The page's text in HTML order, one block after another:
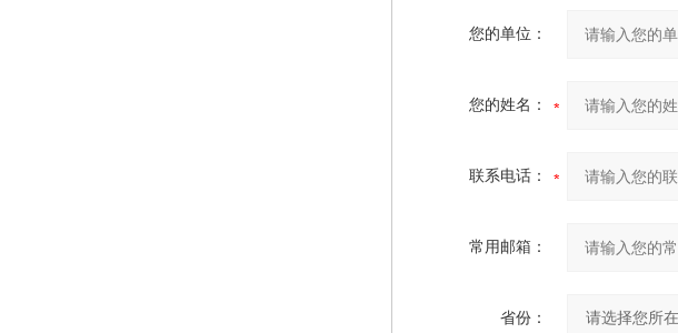
您的单位：
您的姓名：
联系电话：
常用邮箱：
省份：